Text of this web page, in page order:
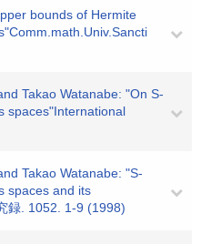
bounds of Hermite
Takao Watanabe: "On S-
spaces"International
Takao Watanabe: "S-
spaces and its
録. 1052. 1-9 (1998)